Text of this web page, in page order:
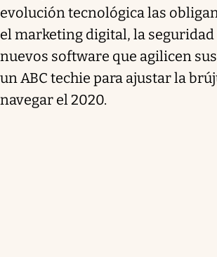
evolución tecnológica las
el marketing digital, la
nuevos software que agilicen
un ABC techie para ajustar la
navegar el 2020.